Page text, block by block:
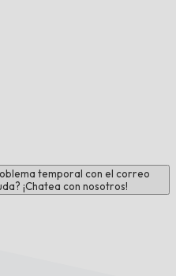
temporal con el correo
¡Chatea con nosotros!